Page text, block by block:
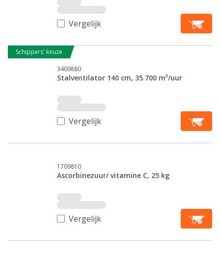
Vergelijk
Schippers' keuze
3409880
Stalventilator 140 cm, 35.700 m³/uur
Vergelijk
1709810
Ascorbinezuur/ vitamine C, 25 kg
Vergelijk